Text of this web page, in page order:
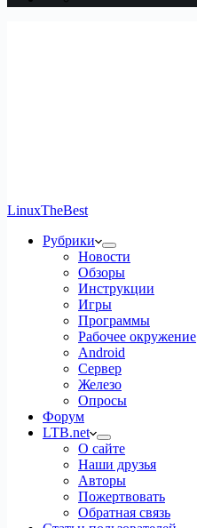
LinuxTheBest
Рубрики
Новости
Обзоры
Инструкции
Игры
Программы
Рабочее окружение
Android
Сервер
Железо
Опросы
Форум
LTB.net
О сайте
Наши друзья
Авторы
Пожертвовать
Обратная связь